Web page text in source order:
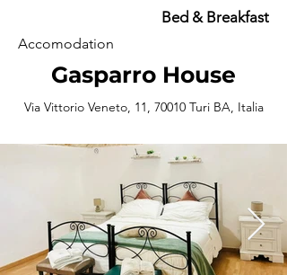
Bed & Breakfast
Accomodation
Gasparro House
Via Vittorio Veneto, 11, 70010 Turi BA, Italia